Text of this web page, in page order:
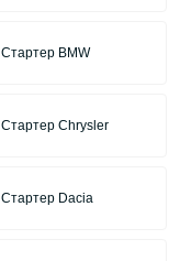
Стартер BMW
Стартер Chrysler
Стартер Dacia